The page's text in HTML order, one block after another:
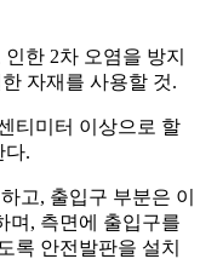
한 2차 오염을 방지
자재를 사용할 것.
티미터 이상으로 할
다.
고, 출입구 부분은 이
며, 측면에 출입구를
록 안전발판을 설치